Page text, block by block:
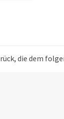
die dem